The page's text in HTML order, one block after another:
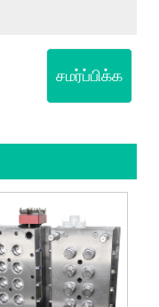
சமர்ப்பிக்க